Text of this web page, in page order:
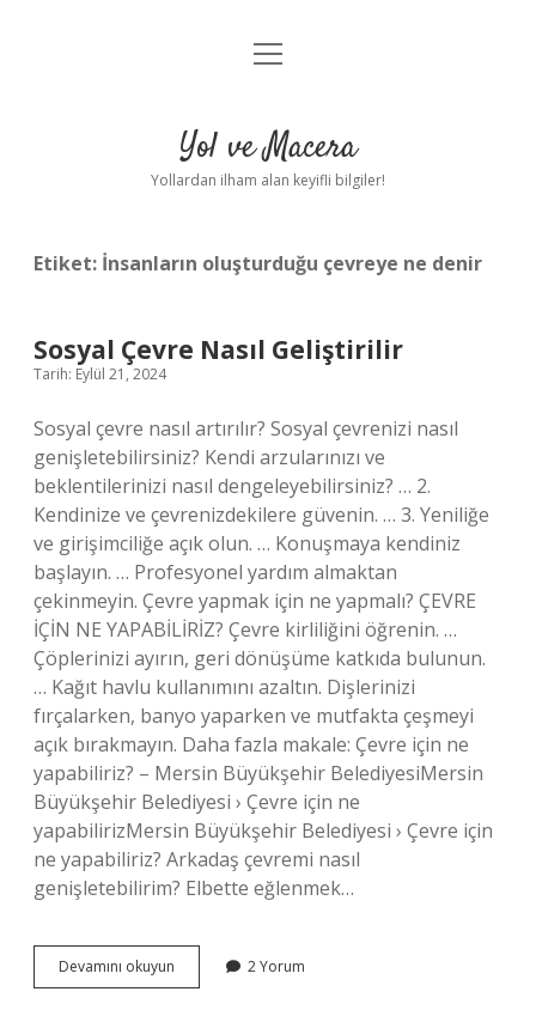
Anasayfa
Yasal Uyarı
menüyü
Yol ve Macera
Yollardan ilham alan keyifli bilgiler!
Etiket: İnsanların oluşturduğu çevreye ne denir
Sosyal Çevre Nasıl Geliştirilir
Tarih: Eylül 21, 2024
Sosyal çevre nasıl artırılır? Sosyal çevrenizi nasıl
genişletebilirsiniz? Kendi arzularınızı ve
beklentilerinizi nasıl dengeleyebilirsiniz? … 2.
Kendinize ve çevrenizdekilere güvenin. … 3. Yeniliğe
ve girişimciliğe açık olun. … Konuşmaya kendiniz
başlayın. … Profesyonel yardım almaktan
çekinmeyin. Çevre yapmak için ne yapmalı? ÇEVRE
İÇİN NE YAPABİLİRİZ? Çevre kirliliğini öğrenin. …
Çöplerinizi ayırın, geri dönüşüme katkıda bulunun.
… Kağıt havlu kullanımını azaltın. Dişlerinizi
fırçalarken, banyo yaparken ve mutfakta çeşmeyi
açık bırakmayın. Daha fazla makale: Çevre için ne
yapabiliriz? – Mersin Büyükşehir BelediyesiMersin
Büyükşehir Belediyesi › Çevre için ne
yapabilirizMersin Büyükşehir Belediyesi › Çevre için
ne yapabiliriz? Arkadaş çevremi nasıl
genişletebilirim? Elbette eğlenmek…
Devamını okuyun
Çevre
2 Yorum